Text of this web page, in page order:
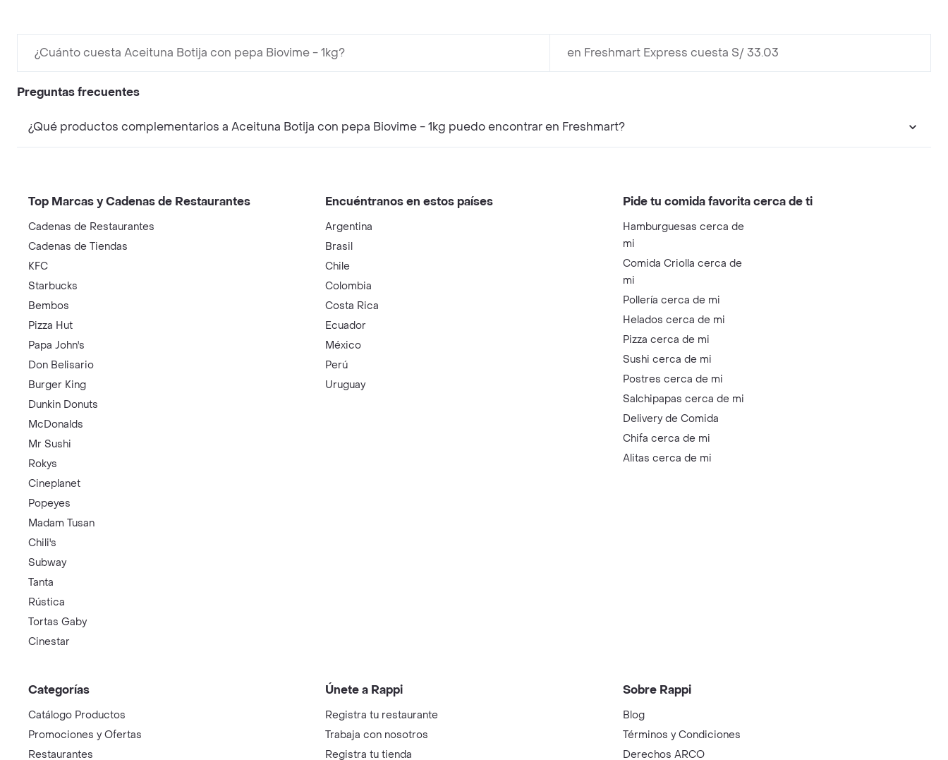
¿Cuánto cuesta Aceituna Botija con pepa Biovime - 1kg? en Freshmart Express cuesta S/ 33.03
Preguntas frecuentes
¿Qué productos complementarios a Aceituna Botija con pepa Biovime - 1kg puedo encontrar en Freshmart?
Top Marcas y Cadenas de Restaurantes
Cadenas de Restaurantes
Cadenas de Tiendas
KFC
Starbucks
Bembos
Pizza Hut
Papa John's
Don Belisario
Burger King
Dunkin Donuts
McDonalds
Mr Sushi
Rokys
Cineplanet
Popeyes
Madam Tusan
Chili's
Subway
Tanta
Rústica
Tortas Gaby
Cinestar
Encuéntranos en estos países
Argentina
Brasil
Chile
Colombia
Costa Rica
Ecuador
México
Perú
Uruguay
Pide tu comida favorita cerca de ti
Hamburguesas cerca de
mi
Comida Criolla cerca de
mi
Pollería cerca de mi
Helados cerca de mi
Pizza cerca de mi
Sushi cerca de mi
Postres cerca de mi
Salchipapas cerca de mi
Delivery de Comida
Chifa cerca de mi
Alitas cerca de mi
Categorías
Catálogo Productos
Promociones y Ofertas
Restaurantes
Únete a Rappi
Registra tu restaurante
Trabaja con nosotros
Registra tu tienda
Sobre Rappi
Blog
Términos y Condiciones
Derechos ARCO